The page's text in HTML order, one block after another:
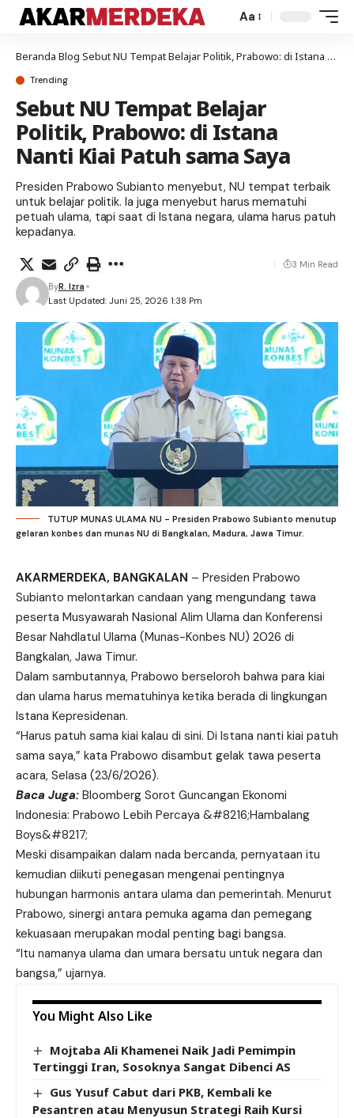
Aa
Beranda Blog Sebut NU Tempat Belajar Politik, Prabowo: di Istana Nanti Kiai Patuh sama Saya
Trending
Sebut NU Tempat Belajar
Politik, Prabowo: di Istana
Nanti Kiai Patuh sama Saya
Presiden Prabowo Subianto menyebut, NU tempat terbaik
untuk belajar politik. Ia juga menyebut harus mematuhi
petuah ulama, tapi saat di Istana negara, ulama harus patuh
kepadanya.
Last Updated: Juni 25, 2026 1:38 Pm
ByR. Izra
3 Min Read
TUTUP MUNAS ULAMA NU - Presiden Prabowo Subianto menutup
gelaran konbes dan munas NU di Bangkalan, Madura, Jawa Timur.
AKARMERDEKA, BANGKALAN – Presiden Prabowo
Subianto melontarkan candaan yang mengundang tawa
peserta Musyawarah Nasional Alim Ulama dan Konferensi
Besar Nahdlatul Ulama (Munas-Konbes NU) 2026 di
Bangkalan, Jawa Timur.
Dalam sambutannya, Prabowo berseloroh bahwa para kiai
dan ulama harus mematuhinya ketika berada di lingkungan
Istana Kepresidenan.
“Harus patuh sama kiai kalau di sini. Di Istana nanti kiai patuh
sama saya,” kata Prabowo disambut gelak tawa peserta
acara, Selasa (23/6/2026).
Baca Juga: Bloomberg Sorot Guncangan Ekonomi
Indonesia: Prabowo Lebih Percaya &#8216;Hambalang
Boys&#8217;
Meski disampaikan dalam nada bercanda, pernyataan itu
kemudian diikuti penegasan mengenai pentingnya
hubungan harmonis antara ulama dan pemerintah. Menurut
Prabowo, sinergi antara pemuka agama dan pemegang
kekuasaan merupakan modal penting bagi bangsa.
“Itu namanya ulama dan umara bersatu untuk negara dan
bangsa,” ujarnya.
You Might Also Like
Mojtaba Ali Khamenei Naik Jadi Pemimpin
Tertinggi Iran, Sosoknya Sangat Dibenci AS
Gus Yusuf Cabut dari PKB, Kembali ke
Pesantren atau Menyusun Strategi Raih Kursi